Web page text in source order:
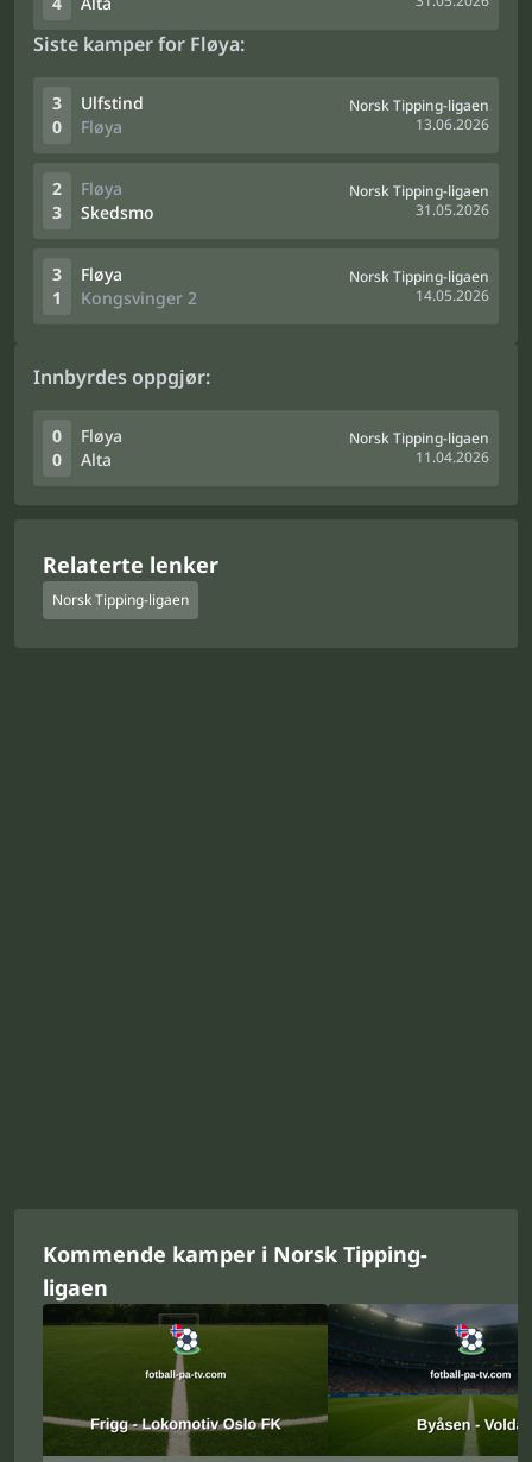
Siste kamper for Fløya:
3
0
Ulfstind
Fløya
Norsk Tipping-ligaen
13.06.2026
2
3
Fløya
Skedsmo
Norsk Tipping-ligaen
31.05.2026
3
1
Fløya
Kongsvinger 2
Norsk Tipping-ligaen
14.05.2026
Innbyrdes oppgjør:
0
0
Fløya
Alta
Norsk Tipping-ligaen
11.04.2026
Relaterte lenker
Norsk Tipping-ligaen
Kommende kamper i Norsk Tipping-
ligaen